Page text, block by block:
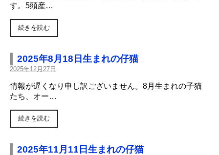
す。5頭産…
続きを読む
2025年8月18日生まれの仔猫
2025年12月27日
情報が遅くなり申し訳ございません。8月生まれの子猫
たち、オー…
続きを読む
2025年11月11日生まれの仔猫